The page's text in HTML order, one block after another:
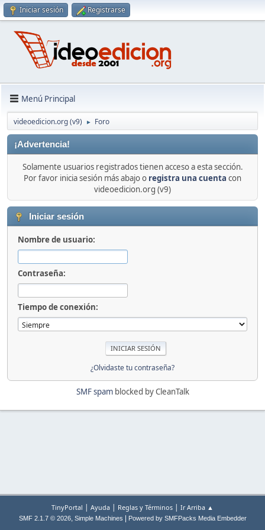
Iniciar sesión Registrarse
Menú Principal
videoedicion.org (v9) ► Foro
¡Advertencia!
Solamente usuarios registrados tienen acceso a esta sección.
Por favor inicia sesión más abajo o registra una cuenta con
videoedicion.org (v9)
Iniciar sesión
Nombre de usuario:
Contraseña:
Tiempo de conexión:
¿Olvidaste tu contraseña?
SMF spamblocked by CleanTalk
TinyPortal | Ayuda | Reglas y Términos | Ir Arriba ▲
SMF 2.1.7 © 2026, Simple Machines Powered by SMFPacks Media Embedder